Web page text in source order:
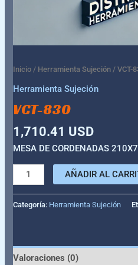
Inicio / Herramienta Sujeción / VCT-
Herramienta Sujeción
VCT-830
1,710.41 USD
MESA DE CORDENADAS
AÑADIR AL
Categoría: Herramienta Sujeción
Valoraciones (0)